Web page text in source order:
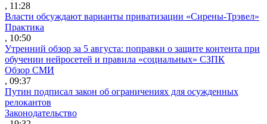
, 11:28
Власти обсуждают варианты приватизации «Сирены-Трэвел»
Практика
, 10:50
Утренний обзор за 5 августа: поправки о защите контента при
обучении нейросетей и правила «социальных» СЗПК
Обзор СМИ
, 09:37
Путин подписал закон об ограничениях для осужденных
релокантов
Законодательство